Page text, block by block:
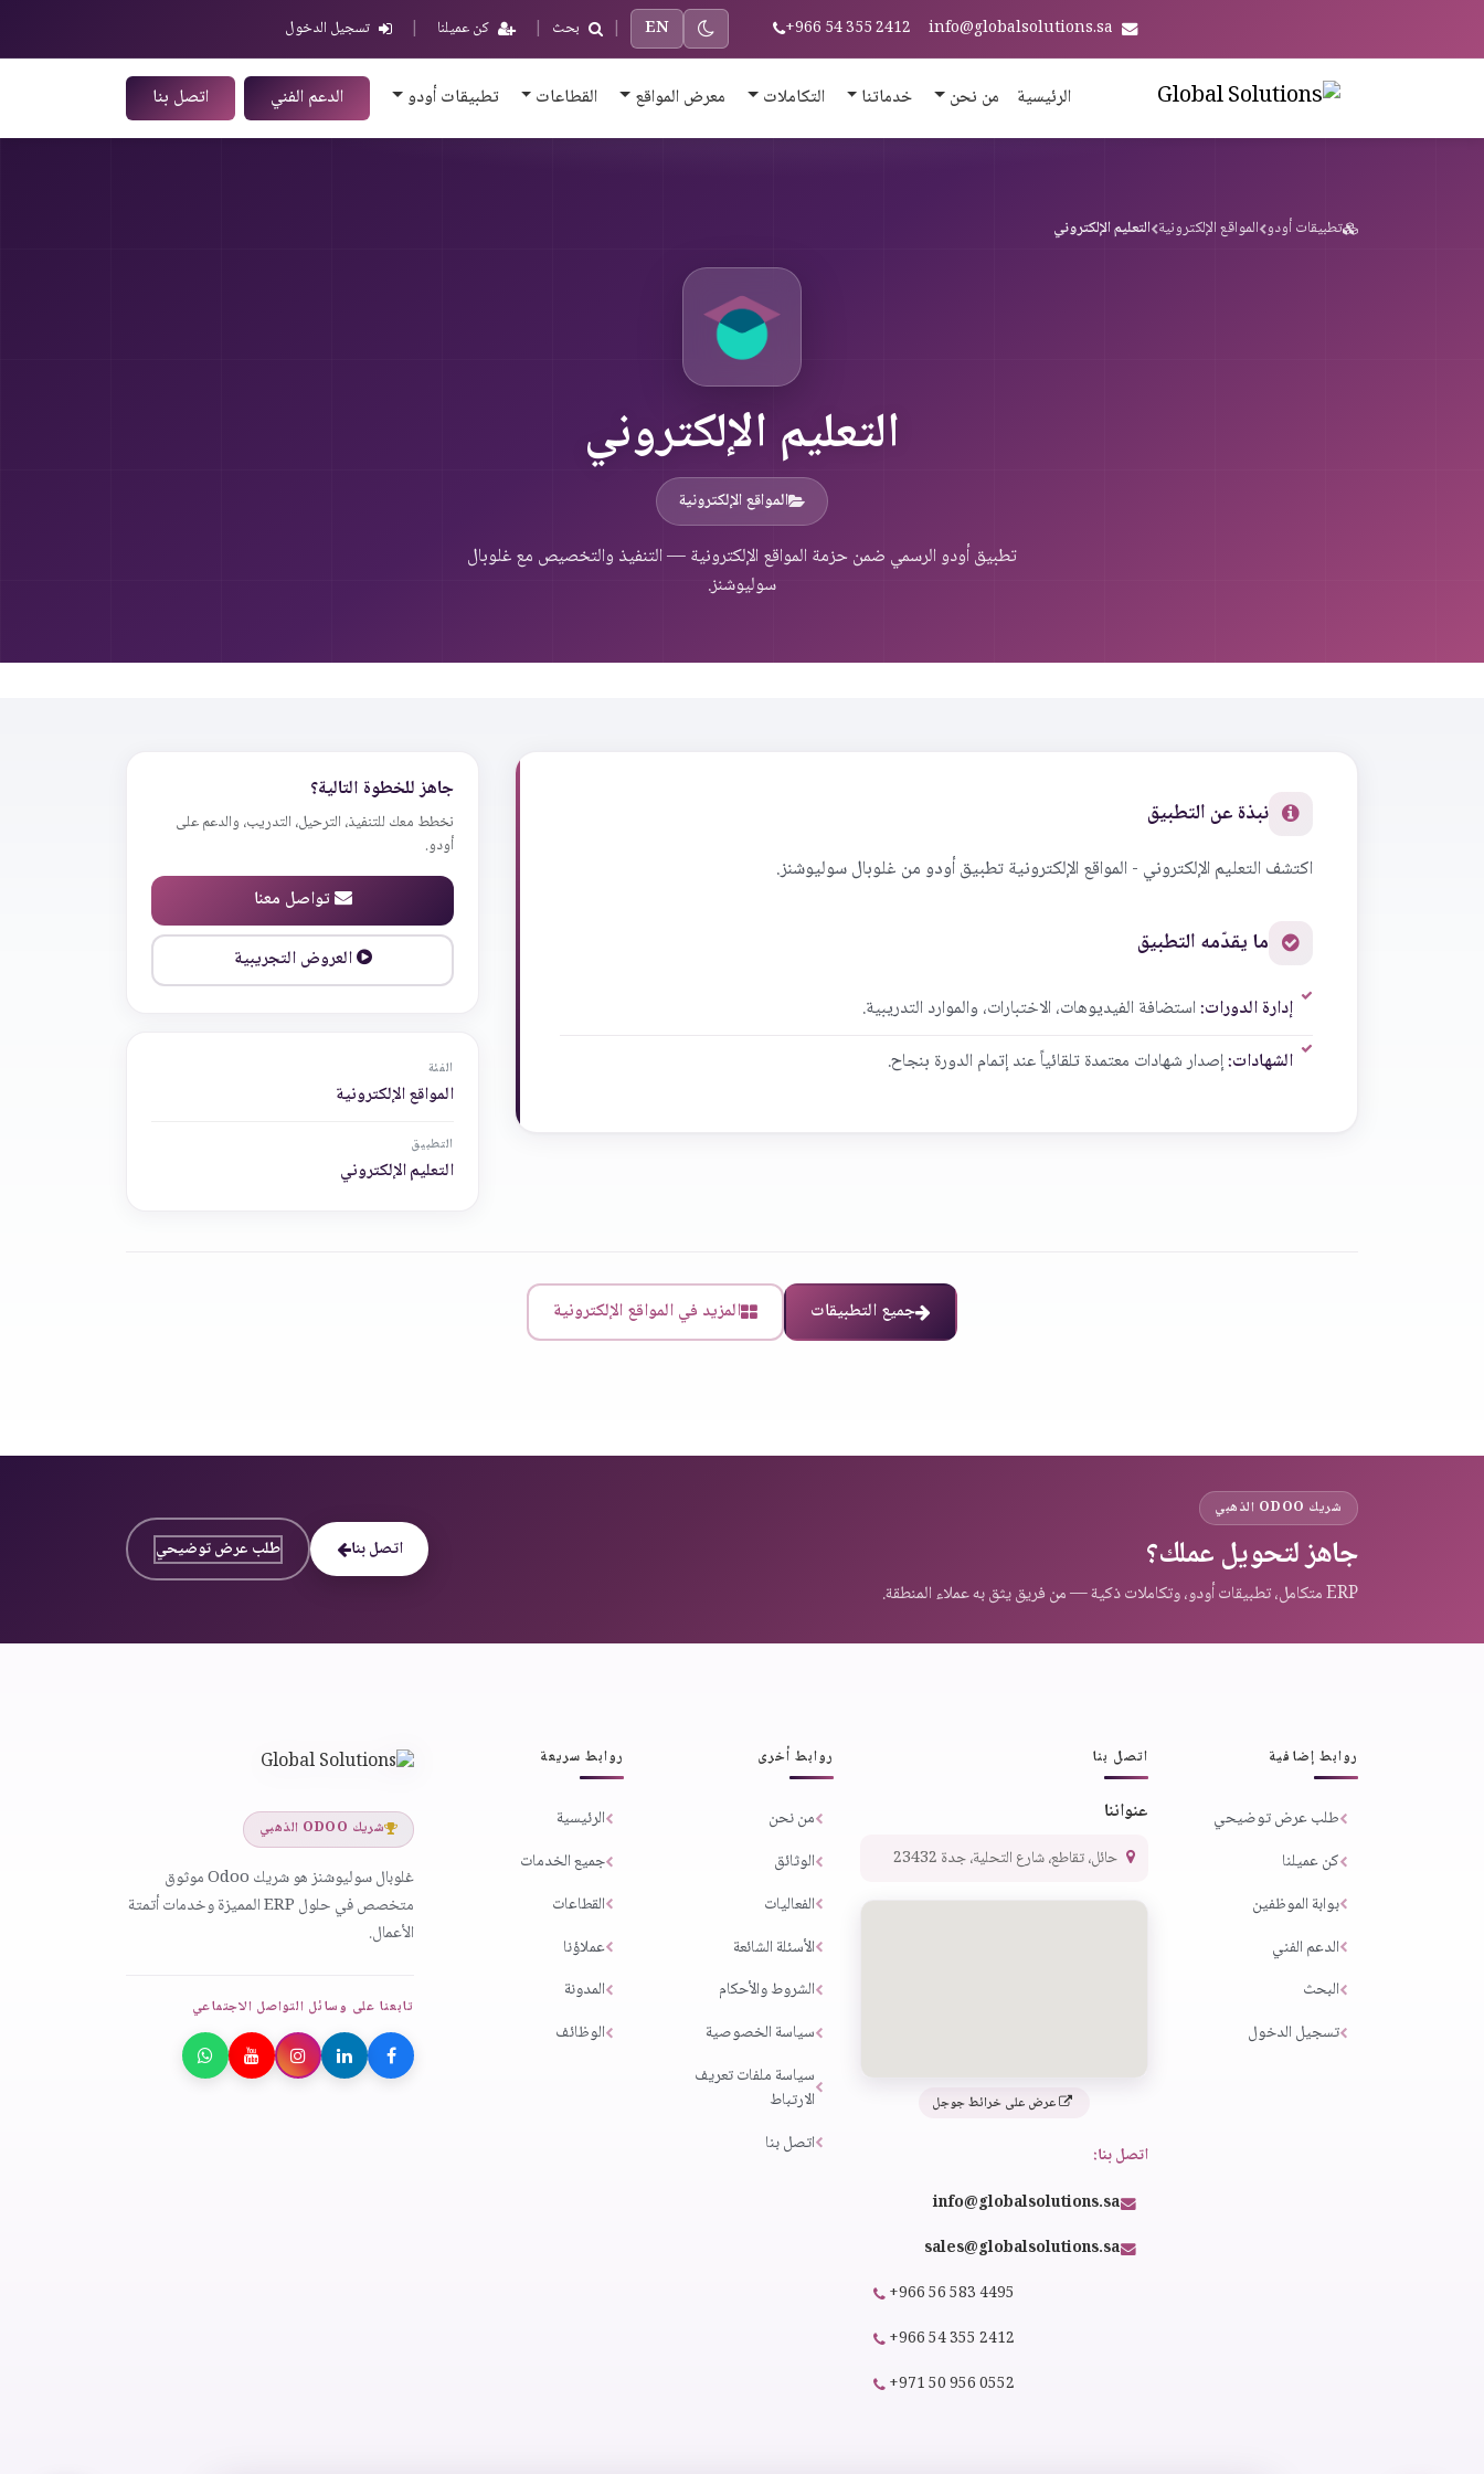
info@globalsolutions.sa
+966 54 355 2412
EN
| بحث | كن عميلنا | تسجيل الدخول
الرئيسية من نحن خدماتنا التكاملات معرض المواقع القطاعات تطبيقات أودو الدعم الفني اتصل بنا
تطبيقات أودو المواقع الإلكترونية التعليم الإلكتروني
التعليم الإلكتروني
المواقع الإلكترونية
تطبيق أودو الرسمي ضمن حزمة المواقع الإلكترونية — التنفيذ والتخصيص مع غلوبال
سوليوشنز.
نبذة عن التطبيق
اكتشف التعليم الإلكتروني - المواقع الإلكترونية تطبيق أودو من غلوبال سوليوشنز.
ما يقدّمه التطبيق
إدارة الدورات:استضافة الفيديوهات، الاختبارات، والموارد التدريبية.
الشهادات:إصدار شهادات معتمدة تلقائياً عند إتمام الدورة بنجاح.
جاهز للخطوة التالية؟
نخطط معك للتنفيذ، الترحيل، التدريب، والدعم على
أودو.
تواصل معنا
العروض التجريبية
الفئة
المواقع الإلكترونية
التطبيق
التعليم الإلكتروني
جميع التطبيقات المزيد في المواقع الإلكترونية
شريك ODOO الذهبي
جاهز لتحويل عملك؟
ERP متكامل، تطبيقات أودو، وتكاملات ذكية — من فريق يثق به عملاء المنطقة.
اتصل بنا طلب عرض توضيحي
شريك ODOO الذهبي
غلوبال سوليوشنز هو شريك Odoo موثوق
متخصص في حلول ERP المميزة وخدمات أتمتة
الأعمال.
تابعنا على وسائل التواصل الاجتماعي
روابط سريعة
الرئيسية
جميع الخدمات
القطاعات
عملاؤنا
المدونة
الوظائف
روابط أخرى
من نحن
الوثائق
الفعاليات
الأسئلة الشائعة
الشروط والأحكام
سياسة الخصوصية
سياسة ملفات تعريف
الارتباط
اتصل بنا
اتصل بنا
عنواننا
حائل، تقاطع، شارع التحلية، جدة 23432
عرض على خرائط جوجل
اتصل بنا:
info@globalsolutions.sa
sales@globalsolutions.sa
+966 56 583 4495
+966 54 355 2412
+971 50 956 0552
روابط إضافية
طلب عرض توضيحي
كن عميلنا
بوابة الموظفين
الدعم الفني
البحث
تسجيل الدخول